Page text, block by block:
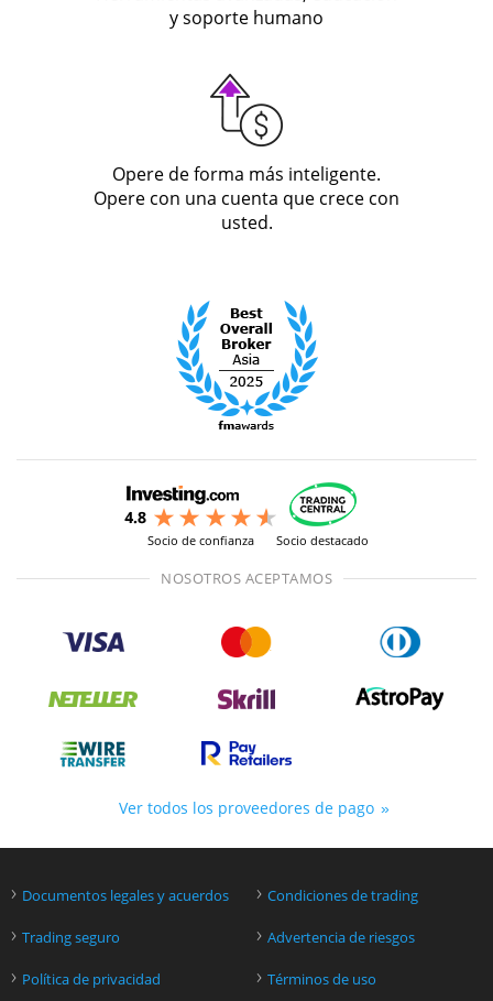
y soporte humano
Opere de forma más inteligente.
Opere con una cuenta que crece con
usted.
Socio de confianza Socio destacado
NOSOTROS ACEPTAMOS
Ver todos los proveedores de pago
› Documentos legales y acuerdos › Condiciones de trading
› Trading seguro › Advertencia de riesgos
› Política de privacidad › Términos de uso